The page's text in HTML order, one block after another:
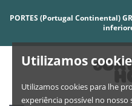
Utilizamos
Utilizamos cookies para lhe
experiência possível no nosso
PORTES (Portugal Continental)